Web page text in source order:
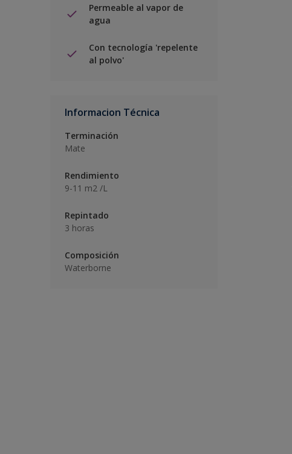
Permeable al vapor de
agua
Con tecnología 'repelente
al polvo'
Informacion Técnica
Terminación
Mate
Rendimiento
9-11 m2 /L
Repintado
3 horas
Composición
Waterborne